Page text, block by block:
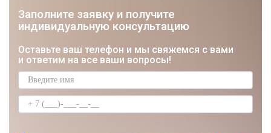
Строитель, Мастер отделочник
Заполните заявку и получите
индивидуальную консультацию
Оставьте ваш телефон и мы свяжемся с вами
и ответим на все ваши вопросы!